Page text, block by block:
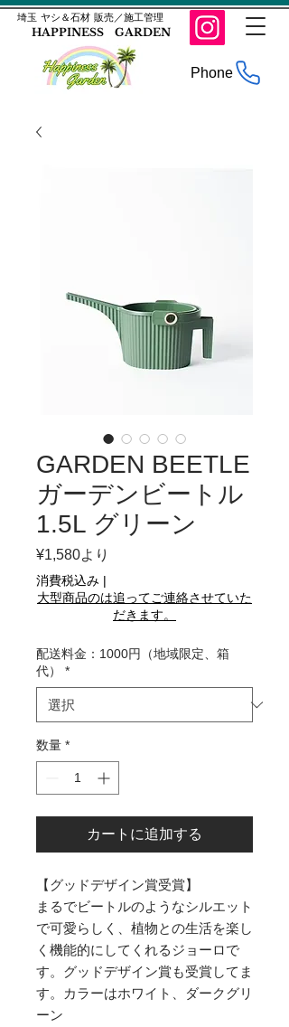
​埼玉 ヤシ＆石材 販売／施工管理
HAPPINESS GARDEN
Phone
GARDEN BEETLE
ガーデンビートル
1.5L グリーン
¥1,580より
ル
価
消費税込み |
大型商品のは追ってご連絡させていた
だきます。
配送料金：1000円（地域限定、箱
代）
*
数量 *
カートに追加する
【グッドデザイン賞受賞】
まるでビートルのようなシルエット
で可愛らしく、植物との生活を楽し
く機能的にしてくれるジョーロで
す。グッドデザイン賞も受賞してま
す。カラーはホワイト、ダークグリ
ーン